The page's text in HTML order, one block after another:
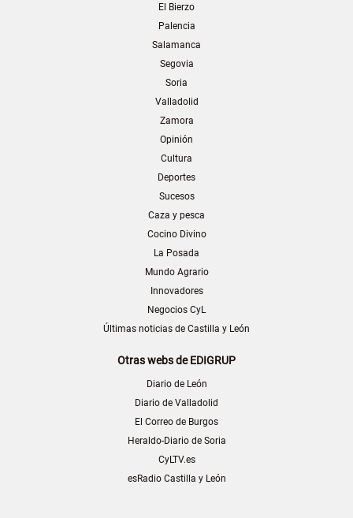
El Bierzo
Palencia
Salamanca
Segovia
Soria
Valladolid
Zamora
Opinión
Cultura
Deportes
Sucesos
Caza y pesca
Cocino Divino
La Posada
Mundo Agrario
Innovadores
Negocios CyL
Últimas noticias de Castilla y León
Otras webs de EDIGRUP
Diario de León
Diario de Valladolid
El Correo de Burgos
Heraldo-Diario de Soria
CyLTV.es
esRadio Castilla y León